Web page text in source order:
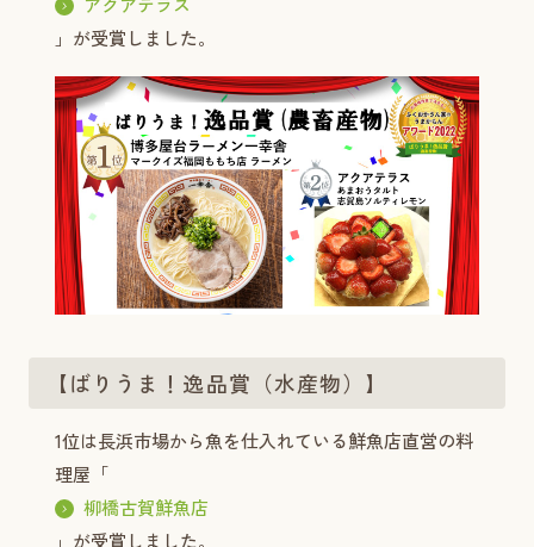
」が受賞しました。
【ばりうま！逸品賞（水産物）】
1位は長浜市場から魚を仕入れている鮮魚店直営の料
理屋「
柳橋古賀鮮魚店
」が受賞しました。